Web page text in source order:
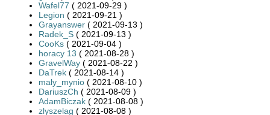
Wafel77 ( 2021-09-29 )
Legion ( 2021-09-21 )
Grayanswer ( 2021-09-13 )
Radek_S ( 2021-09-13 )
CooKs ( 2021-09-04 )
horacy 13 ( 2021-08-28 )
GravelWay ( 2021-08-22 )
DaTrek ( 2021-08-14 )
maly_mynio ( 2021-08-10 )
DariuszCh ( 2021-08-09 )
AdamBiczak ( 2021-08-08 )
zlyszelag ( 2021-08-08 )